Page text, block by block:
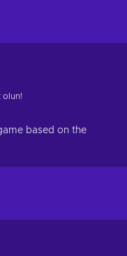
olun!
based on the